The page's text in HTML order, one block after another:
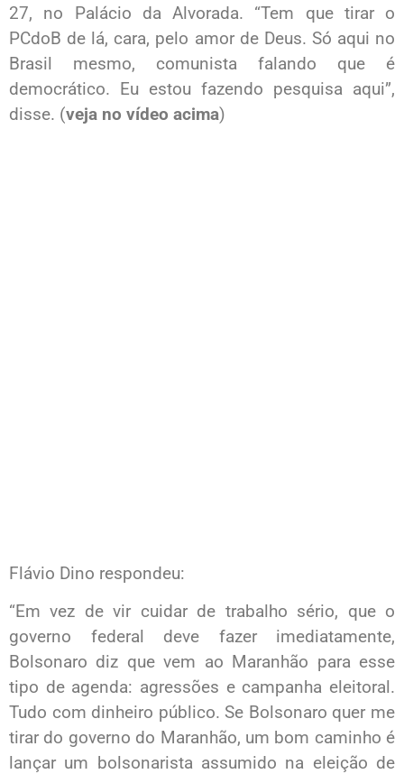
27, no Palácio da Alvorada. “Tem que tirar o
PCdoB de lá, cara, pelo amor de Deus. Só aqui no
Brasil mesmo, comunista falando que é
democrático. Eu estou fazendo pesquisa aqui”,
disse. (veja no vídeo acima)
Flávio Dino respondeu:
“Em vez de vir cuidar de trabalho sério, que o
governo federal deve fazer imediatamente,
Bolsonaro diz que vem ao Maranhão para esse
tipo de agenda: agressões e campanha eleitoral.
Tudo com dinheiro público. Se Bolsonaro quer me
tirar do governo do Maranhão, um bom caminho é
lançar um bolsonarista assumido na eleição de